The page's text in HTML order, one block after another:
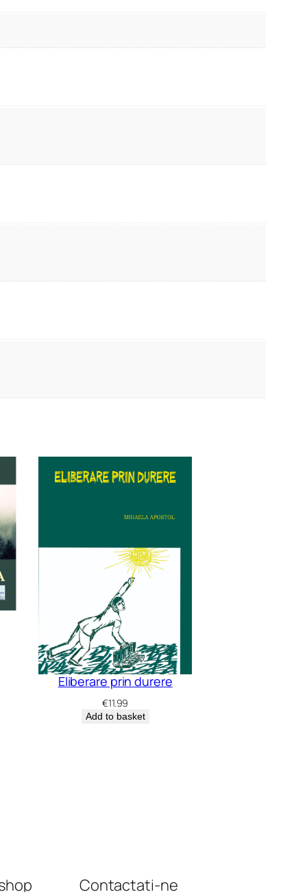
Eliberare prin durere
€11.99
Add to basket
Contactați-ne